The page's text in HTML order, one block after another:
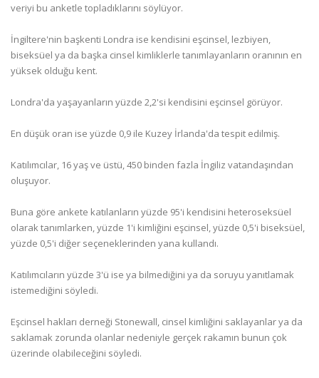
veriyi bu anketle topladıklarını söylüyor.
İngiltere'nin başkenti Londra ise kendisini eşcinsel, lezbiyen,
biseksüel ya da başka cinsel kimliklerle tanımlayanların oranının en
yüksek olduğu kent.
Londra'da yaşayanların yüzde 2,2'si kendisini eşcinsel görüyor.
En düşük oran ise yüzde 0,9 ile Kuzey İrlanda'da tespit edilmiş.
Katılımcılar, 16 yaş ve üstü, 450 binden fazla İngiliz vatandaşından
oluşuyor.
Buna göre ankete katılanların yüzde 95'i kendisini heteroseksüel
olarak tanımlarken, yüzde 1'i kimliğini eşcinsel, yüzde 0,5'i biseksüel,
yüzde 0,5'i diğer seçeneklerinden yana kullandı.
Katılımcıların yüzde 3'ü ise ya bilmediğini ya da soruyu yanıtlamak
istemediğini söyledi.
Eşcinsel hakları derneği Stonewall, cinsel kimliğini saklayanlar ya da
saklamak zorunda olanlar nedeniyle gerçek rakamın bunun çok
üzerinde olabileceğini söyledi.